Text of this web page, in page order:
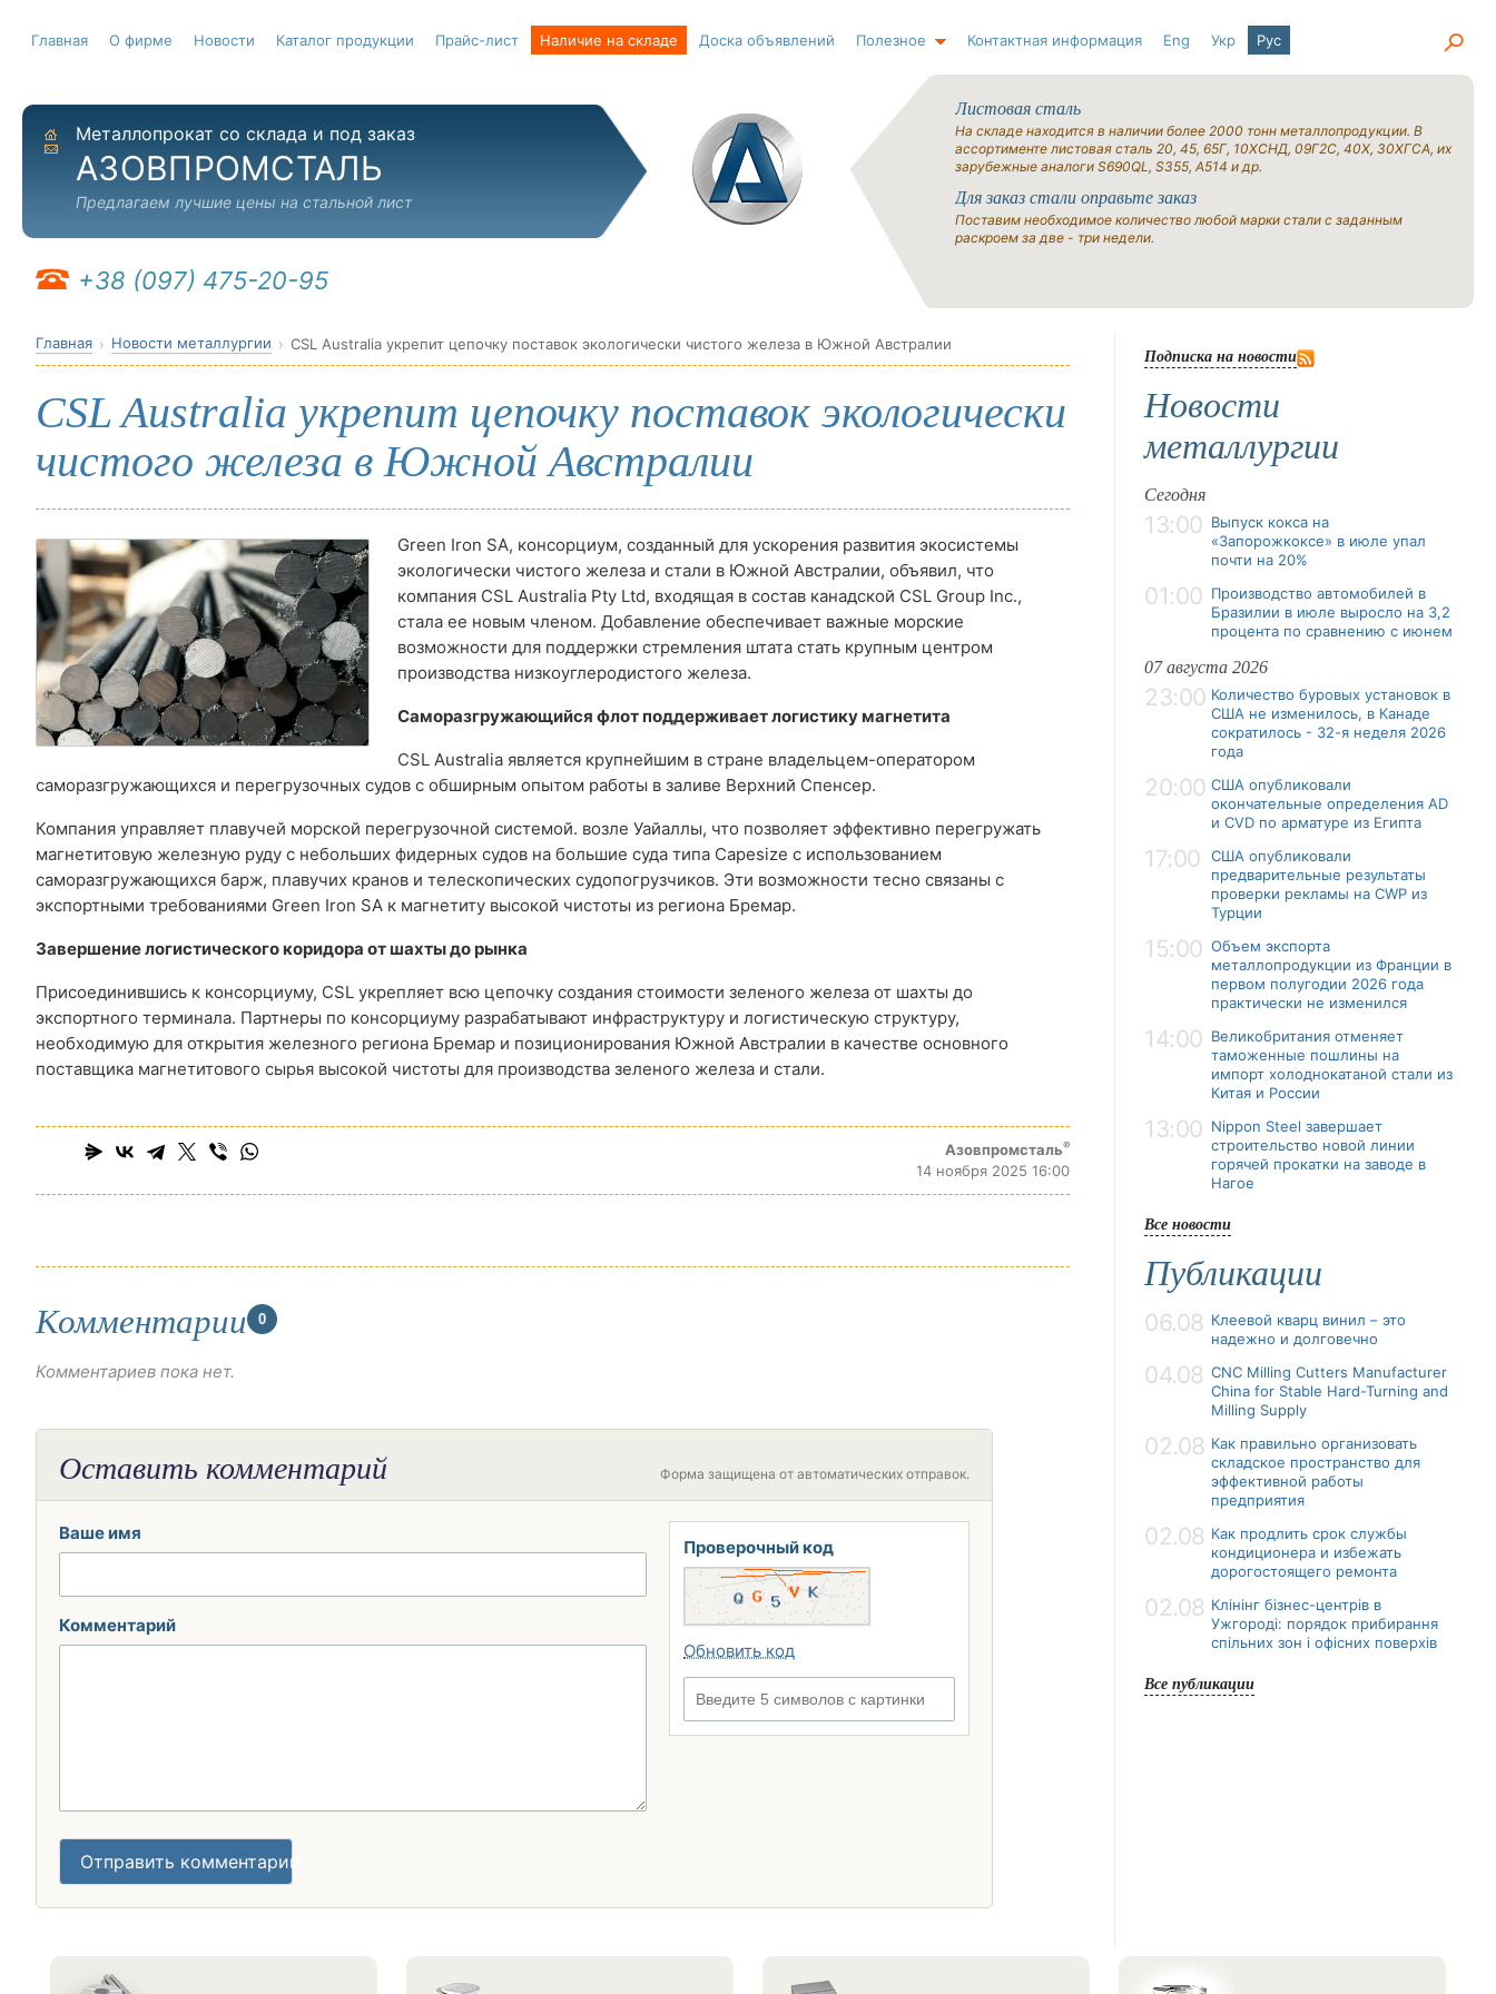
Главная О фирме Новости Каталог продукции Прайс-лист Наличие на складе Доска объявлений Полезное Контактная информация Eng Укр Рус
На главную
Отправить письмо
Металлопрокат со склада и под заказ
АЗОВПРОМСТАЛЬ
Предлагаем лучшие цены на стальной лист
+38 (097) 475-20-95
Листовая сталь
На складе находится в наличии более 2000 тонн металлопродукции. В
ассортименте листовая сталь 20, 45, 65Г, 10ХСНД, 09Г2С, 40Х, 30ХГСА, их
зарубежные аналоги S690QL, S355, A514 и др.
Для заказ стали оправьте заказ
Поставим необходимое количество любой марки стали с заданным
раскроем за две - три недели.
Главная Новости металлургии CSL Australia укрепит цепочку поставок экологически чистого железа в Южной Австралии
CSL Australia укрепит цепочку поставок экологически
чистого железа в Южной Австралии
Green Iron SA, консорциум, созданный для ускорения развития экосистемы
экологически чистого железа и стали в Южной Австралии, объявил, что
компания CSL Australia Pty Ltd, входящая в состав канадской CSL Group Inc.,
стала ее новым членом. Добавление обеспечивает важные морские
возможности для поддержки стремления штата стать крупным центром
производства низкоуглеродистого железа.
Саморазгружающийся флот поддерживает логистику магнетита
CSL Australia является крупнейшим в стране владельцем-оператором
саморазгружающихся и перегрузочных судов с обширным опытом работы в заливе Верхний Спенсер.
Компания управляет плавучей морской перегрузочной системой. возле Уайаллы, что позволяет эффективно перегружать
магнетитовую железную руду с небольших фидерных судов на большие суда типа Capesize с использованием
саморазгружающихся барж, плавучих кранов и телескопических судопогрузчиков. Эти возможности тесно связаны с
экспортными требованиями Green Iron SA к магнетиту высокой чистоты из региона Бремар.
Завершение логистического коридора от шахты до рынка
Присоединившись к консорциуму, CSL укрепляет всю цепочку создания стоимости зеленого железа от шахты до
экспортного терминала. Партнеры по консорциуму разрабатывают инфраструктуру и логистическую структуру,
необходимую для открытия железного региона Бремар и позиционирования Южной Австралии в качестве основного
поставщика магнетитового сырья высокой чистоты для производства зеленого железа и стали.
Азовпромсталь®
14 ноября 2025 16:00
Комментарии 0
Комментариев пока нет.
Оставить комментарий Форма защищена от автоматических отправок.
Ваше имя
Комментарий
Проверочный код
Обновить код
Отправить комментарий
Подписка на новости
Новости
металлургии
Сегодня
13:00 Выпуск кокса на
«Запорожкоксе» в июле упал
почти на 20%
01:00 Производство автомобилей в
Бразилии в июле выросло на 3,2
процента по сравнению с июнем
07 августа 2026
23:00 Количество буровых установок в
США не изменилось, в Канаде
сократилось - 32-я неделя 2026
года
20:00 США опубликовали
окончательные определения AD
и CVD по арматуре из Египта
17:00
США опубликовали
предварительные результаты
проверки рекламы на CWP из
Турции
15:00 Объем экспорта
металлопродукции из Франции в
первом полугодии 2026 года
практически не изменился
14:00 Великобритания отменяет
таможенные пошлины на
импорт холоднокатаной стали из
Китая и России
13:00 Nippon Steel завершает
строительство новой линии
горячей прокатки на заводе в
Нагое
Все новости
Публикации
06.08 Клеевой кварц винил – это
надежно и долговечно
04.08 CNC Milling Cutters Manufacturer
China for Stable Hard-Turning and
Milling Supply
02.08 Как правильно организовать
складское пространство для
эффективной работы
предприятия
02.08 Как продлить срок службы
кондиционера и избежать
дорогостоящего ремонта
02.08 Клінінг бізнес-центрів в
Ужгороді: порядок прибирання
спільних зон і офісних поверхів
Все публикации